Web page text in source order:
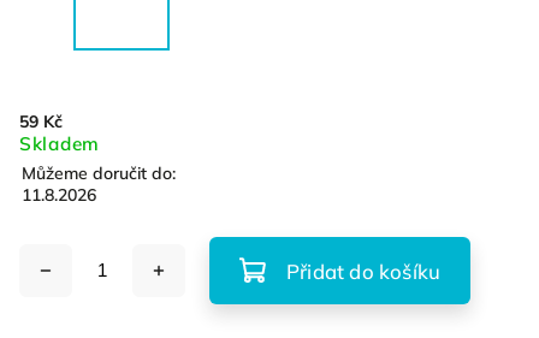
59 Kč
Skladem
Můžeme doručit do:
11.8.2026
Přidat do košíku